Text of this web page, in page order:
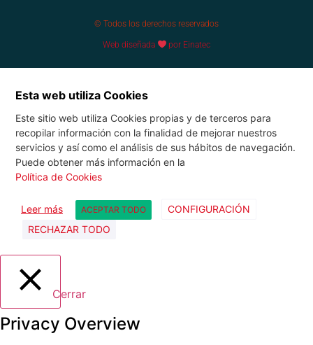
© Todos los derechos reservados
Web diseñada por Einatec
Esta web utiliza Cookies
Este sitio web utiliza Cookies propias y de terceros para
recopilar información con la finalidad de mejorar nuestros
servicios y así como el análisis de sus hábitos de navegación.
Puede obtener más información en la
Política de Cookies
Leer más ACEPTAR TODO
CONFIGURACIÓN
RECHAZAR TODO
Cerrar
Privacy Overview